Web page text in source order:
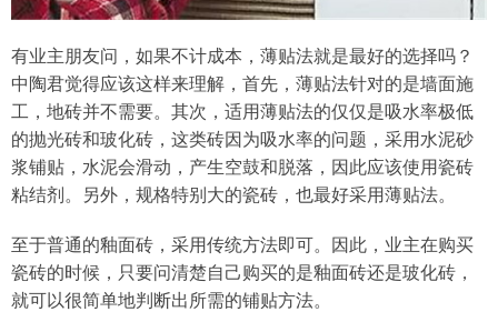
有业主朋友问，如果不计成本，薄贴法就是最好的选择吗？
中陶君觉得应该这样来理解，首先，薄贴法针对的是墙面施
工，地砖并不需要。其次，适用薄贴法的仅仅是吸水率极低
的抛光砖和玻化砖，这类砖因为吸水率的问题，采用水泥砂
浆铺贴，水泥会滑动，产生空鼓和脱落，因此应该使用瓷砖
粘结剂。另外，规格特别大的瓷砖，也最好采用薄贴法。
至于普通的釉面砖，采用传统方法即可。因此，业主在购买
瓷砖的时候，只要问清楚自己购买的是釉面砖还是玻化砖，
就可以很简单地判断出所需的铺贴方法。